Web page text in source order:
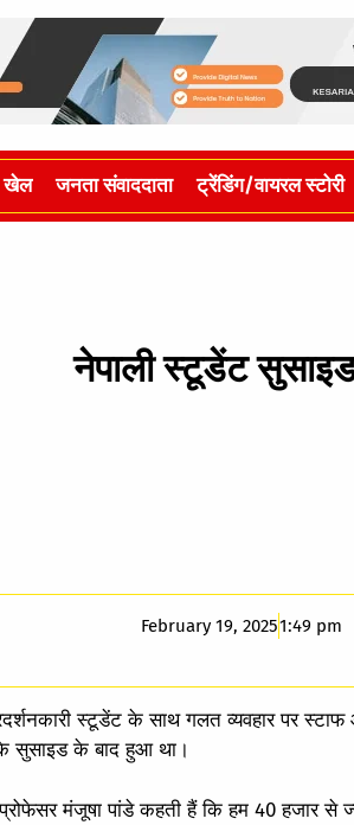
खेल जनता संवाददाता ट्रेंडिंग/वायरल स्टोरी
नेपाली स्टूडेंट
February 19, 20251:49 pm
स्टूडेंट के साथ गलत व्यवहार पर
के सुसाइड के बाद हुआ था।
मंजूषा पांडे कहती हैं कि हम 40 हजार से